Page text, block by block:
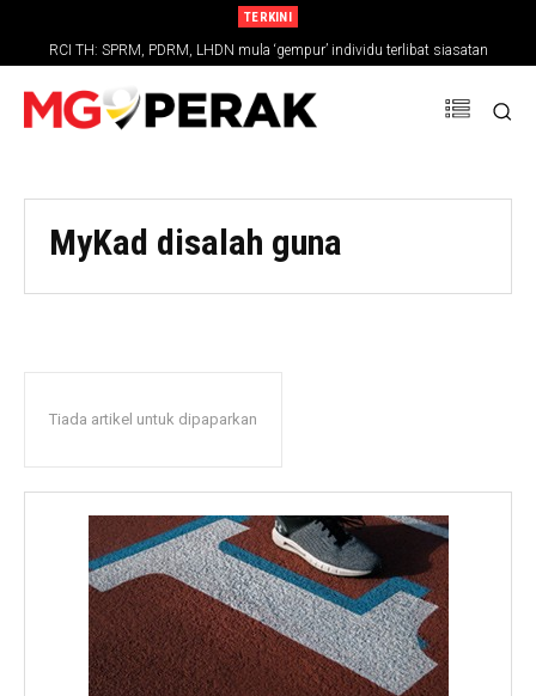
TERKINI
RCI TH: SPRM, PDRM, LHDN mula ‘gempur’ individu terlibat siasatan
MyKad disalah guna
Tiada artikel untuk dipaparkan